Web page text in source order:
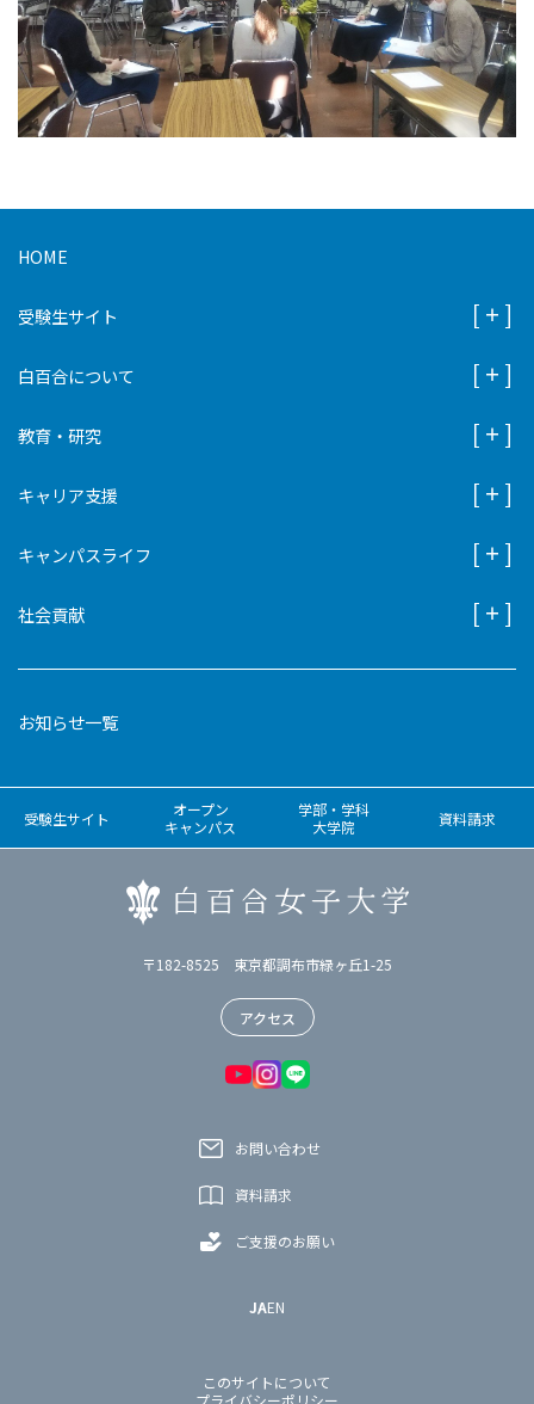
HOME
受験生サイト
白百合について
教育・研究
キャリア支援
キャンパスライフ
社会貢献
お知らせ一覧
受験生サイト
オープン
キャンパス
学部・学科
大学院
資料請求
〒182-8525 東京都調布市緑ヶ丘1-25
アクセス
お問い合わせ
資料請求
ご支援のお願い
JAEN
このサイトについて
プライバシーポリシー